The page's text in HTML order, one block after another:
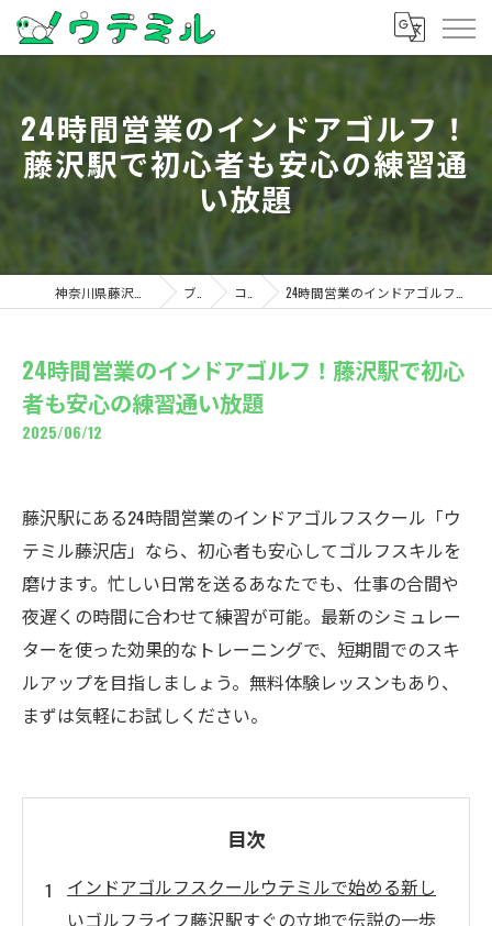
24時間営業のインドアゴルフ！
藤沢駅で初心者も安心の練習通
い放題
ブログ コラム 24時間営業のインドアゴルフ！藤沢駅で初心者も安心の練習通い放題
24時間営業のインドアゴルフ！藤沢駅で初心
者も安心の練習通い放題
2025/06/12
藤沢駅にある24時間営業のインドアゴルフスクール「ウ
テミル藤沢店」なら、初心者も安心してゴルフスキルを
磨けます。忙しい日常を送るあなたでも、仕事の合間や
夜遅くの時間に合わせて練習が可能。最新のシミュレー
ターを使った効果的なトレーニングで、短期間でのスキ
ルアップを目指しましょう。無料体験レッスンもあり、
まずは気軽にお試しください。
目次
インドアゴルフスクールウテミルで始める新し
いゴルフライフ藤沢駅すぐの立地で伝説の一歩